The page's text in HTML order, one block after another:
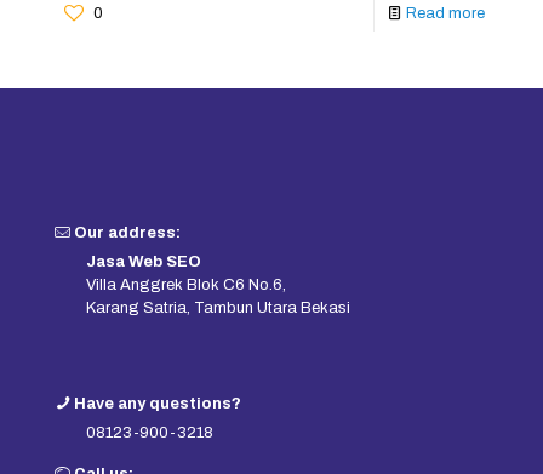
0 Read more
Our address:
Jasa Web SEO
Villa Anggrek Blok C6 No.6,
Karang Satria, Tambun Utara Bekasi
Have any questions?
08123-900-3218